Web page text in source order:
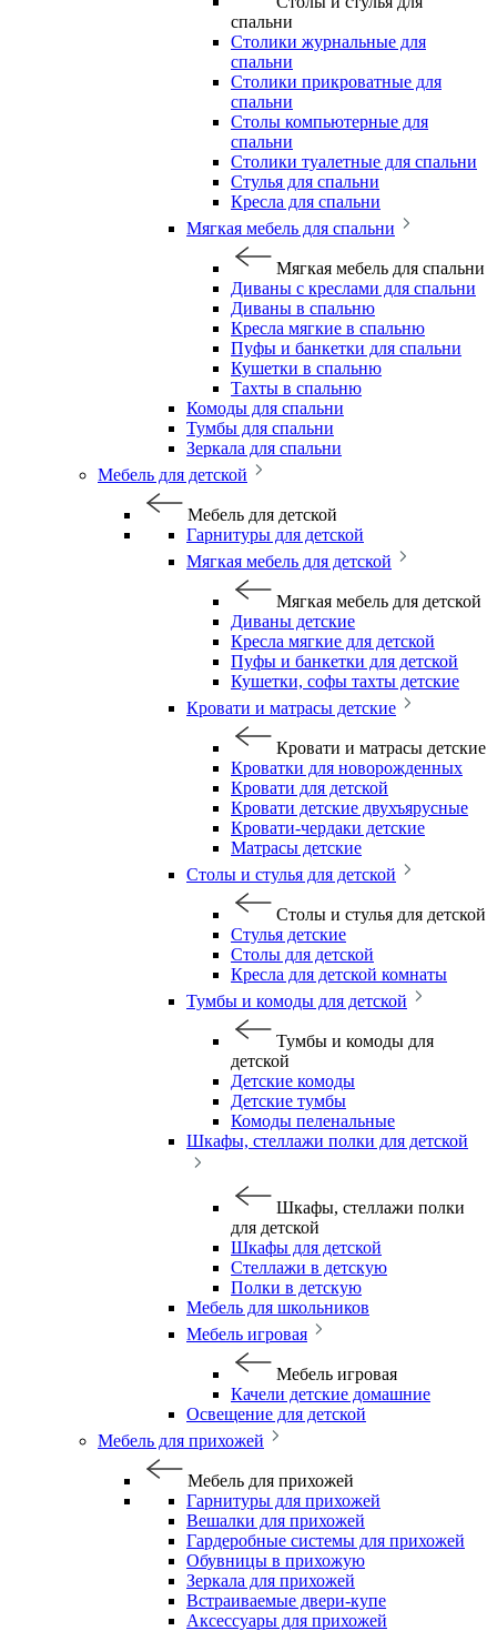
спальни
Столики журнальные для
спальни
Столики прикроватные для
спальни
Столы компьютерные для
спальни
Столики туалетные для спальни
Стулья для спальни
Кресла для спальни
Мягкая мебель для спальни
Мягкая мебель для спальни
Диваны с креслами для спальни
Диваны в спальню
Кресла мягкие в спальню
Пуфы и банкетки для спальни
Кушетки в спальню
Тахты в спальню
Комоды для спальни
Тумбы для спальни
Зеркала для спальни
Мебель для детской
Мебель для детской
Гарнитуры для детской
Мягкая мебель для детской
Мягкая мебель для детской
Диваны детские
Кресла мягкие для детской
Пуфы и банкетки для детской
Кушетки, софы тахты детские
Кровати и матрасы детские
Кровати и матрасы детские
Кроватки для новорожденных
Кровати для детской
Кровати детские двухъярусные
Кровати-чердаки детские
Матрасы детские
Столы и стулья для детской
Столы и стулья для детской
Стулья детские
Столы для детской
Кресла для детской комнаты
Тумбы и комоды для детской
Тумбы и комоды для
детской
Детские комоды
Детские тумбы
Комоды пеленальные
Шкафы, стеллажи полки для детской
Шкафы, стеллажи полки
для детской
Шкафы для детской
Стеллажи в детскую
Полки в детскую
Мебель для школьников
Мебель игровая
Мебель игровая
Качели детские домашние
Освещение для детской
Мебель для прихожей
Мебель для прихожей
Гарнитуры для прихожей
Вешалки для прихожей
Гардеробные системы для прихожей
Обувницы в прихожую
Зеркала для прихожей
Встраиваемые двери-купе
Аксессуары для прихожей